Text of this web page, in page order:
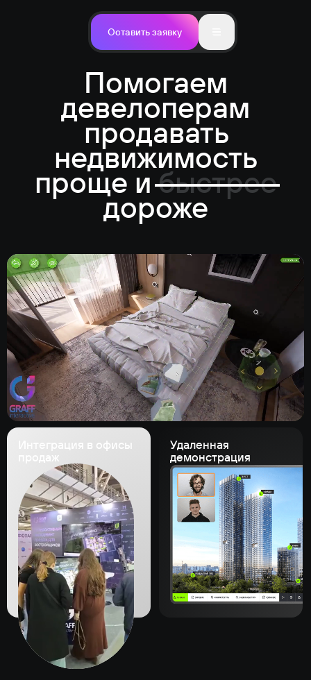
Оставить заявку
Помогаем
девелоперам
продавать
недвижимость
проще ибыстрее
дороже
Интеграция в офисы
продаж
Удаленная
демонстрация